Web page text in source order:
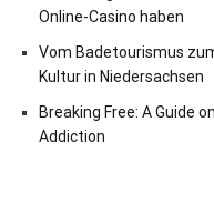
Online-Casino haben
Vom Badetourismus
Kultur in Niedersachsen
Breaking Free: A Guide
Addiction